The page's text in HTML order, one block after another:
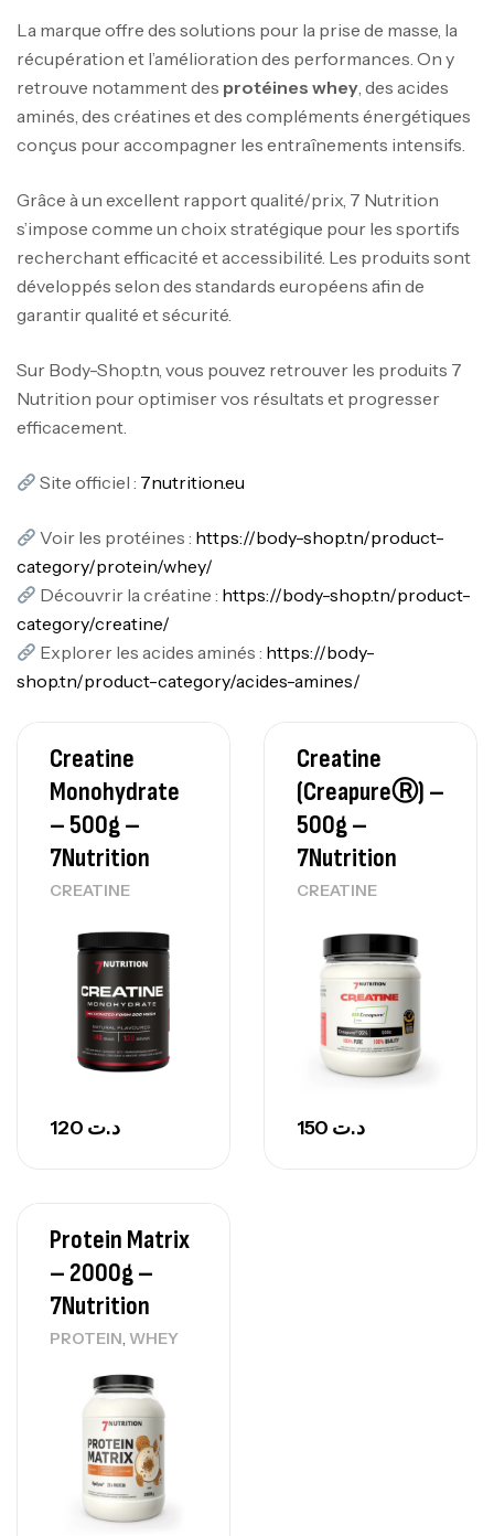
La marque offre des solutions pour la prise de masse, la
récupération et l’amélioration des performances. On y
retrouve notamment des protéines whey, des acides
aminés, des créatines et des compléments énergétiques
conçus pour accompagner les entraînements intensifs.
Grâce à un excellent rapport qualité/prix, 7 Nutrition
s’impose comme un choix stratégique pour les sportifs
recherchant efficacité et accessibilité. Les produits sont
développés selon des standards européens afin de
garantir qualité et sécurité.
Sur Body-Shop.tn, vous pouvez retrouver les produits 7
Nutrition pour optimiser vos résultats et progresser
efficacement.
Site officiel : 7nutrition.eu
Voir les protéines : https://body-shop.tn/product-
category/protein/whey/
Découvrir la créatine : https://body-shop.tn/product-
category/creatine/
Explorer les acides aminés : https://body-
shop.tn/product-category/acides-amines/
Creatine
Monohydrate
– 500g –
7Nutrition
CREATINE
د.ت
Creatine
(CreapureⓇ) –
500g –
7Nutrition
CREATINE
د.ت
Protein Matrix
– 2000g –
7Nutrition
PROTEIN, WHEY